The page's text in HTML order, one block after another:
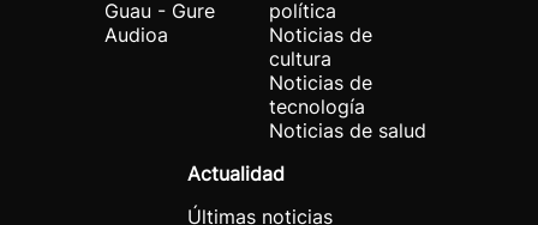
Guau - Gure
Audioa
política
Noticias de
cultura
Noticias de
tecnología
Noticias de salud
Actualidad
Últimas noticias